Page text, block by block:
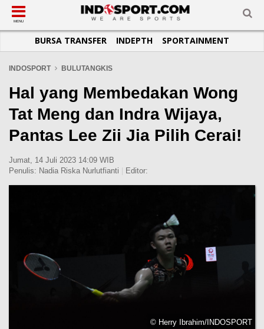
SUB-MENU
SEPAKBOLA
LIGA INGGRIS
LIGA ITALIA
LIGA SPANYOL
LIGA CHAMPIONS
SUB-MENU
SPORTAINMENT
SUB-MENU
OTOMOTIF
OTOMANIA
SUB-MENU
BASKET
FUTSAL
OLIMPIK
E-SPORT
SUB-MENU
JADWAL
SUB-MENU
TOPIK HARI INI
INFOGRAFIS
GALERI FOTO
TEMPAT OLAHRAGA
PASUKAN SEHAT
MENU
BURSA TRANSFER INDEPTH SPORTAINMENT
INDOSPORT BULUTANGKIS
Hal yang Membedakan Wong
Tat Meng dan Indra Wijaya,
Pantas Lee Zii Jia Pilih Cerai!
Jumat, 14 Juli 2023 14:09 WIB
Penulis: Nadia Riska Nurlutfianti Editor:
© Herry Ibrahim/INDOSPORT